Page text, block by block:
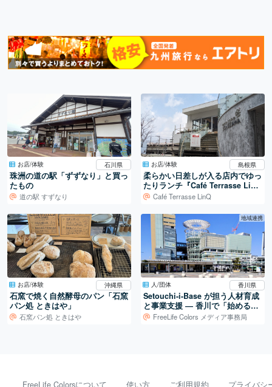
お店/体験 石川県
珠洲の道の駅「ずずなり」と買っ
たもの
道の駅 すずなり
お店/体験 島根県
柔らかい日差しが入る店内でゆっ
たりランチ『Café Terrasse Lin
Q』Café Terrasse LinQ
お店/体験 沖縄県
石窯で焼く自然酵母のパン「石窯
パン処 ときはや」
石窯パン処 ときはや
地域連携
人/団体 香川県
Setouchi-i-Base が担う人材育成
と事業支援 ― 香川で「始める」
を支える拠点
FreeLife Colors メディア事務局
FreeLife Colorsについて 使い方 ご利用規約 プライバシ